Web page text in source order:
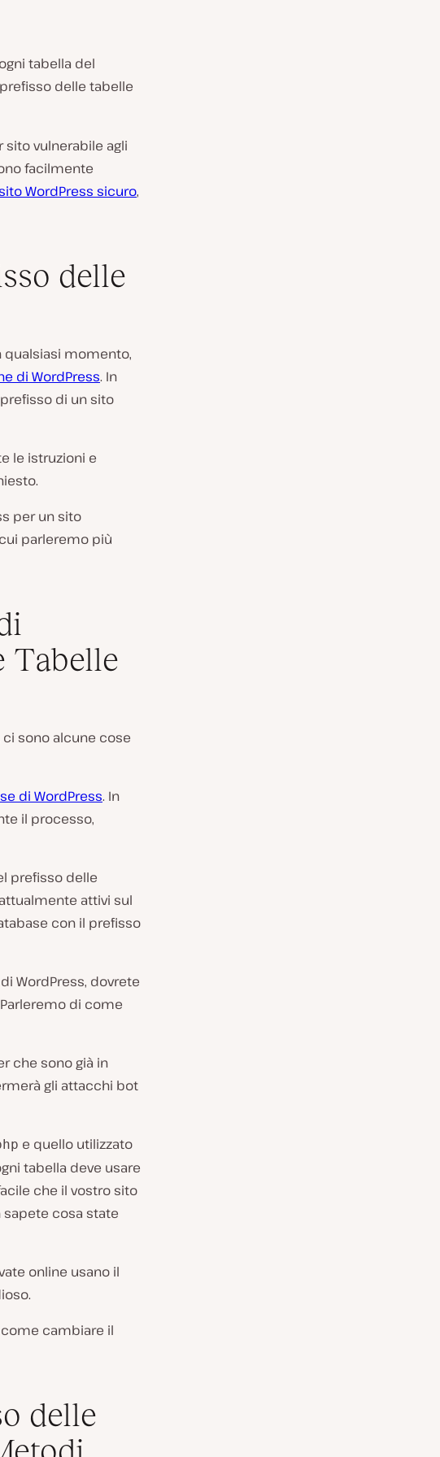
tabella del
delle tabelle
vulnerabile agli
facilmente
WordPress sicuro,
delle
qualsiasi momento,
di WordPress. In
di un sito
le istruzioni e
per un sito
parleremo più
Tabelle
sono alcune cose
di WordPress. In
il processo,
prefisso delle
attivi sul
con il prefisso
WordPress, dovrete
di come
che sono già in
gli attacchi bot
e quello utilizzato
tabella deve usare
che il vostro sito
cosa state
online usano il
cambiare il
delle